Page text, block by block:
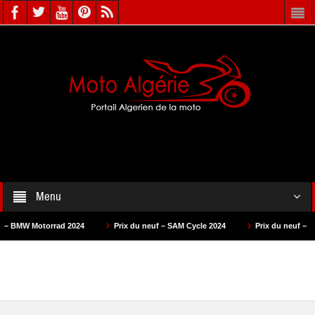
Menu
Motorrad 2024 Prix du neuf – SAM Cycle 2024 Prix du neuf – AS